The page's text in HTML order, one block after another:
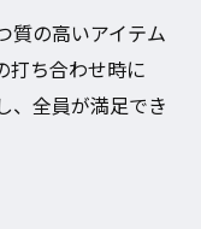
質の高いアイテム
打ち合わせ時に
、全員が満足でき